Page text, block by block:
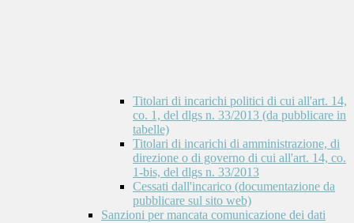
Titolari di incarichi politici di cui all'art. 14,
co. 1, del dlgs n. 33/2013 (da pubblicare in
tabelle)
Titolari di incarichi di amministrazione, di
direzione o di governo di cui all'art. 14, co.
1-bis, del dlgs n. 33/2013
Cessati dall'incarico (documentazione da
pubblicare sul sito web)
Sanzioni per mancata comunicazione dei dati